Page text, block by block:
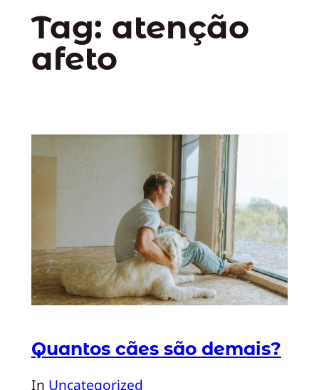
Tag: atenção
afeto
Quantos cães são demais?
In Uncategorized